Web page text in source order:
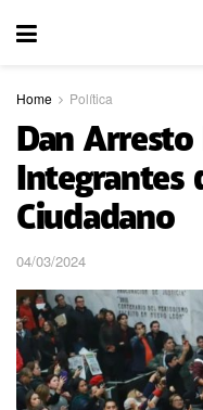
Home Política
Dan
Integrantes
Ciudadano
04/03/2024